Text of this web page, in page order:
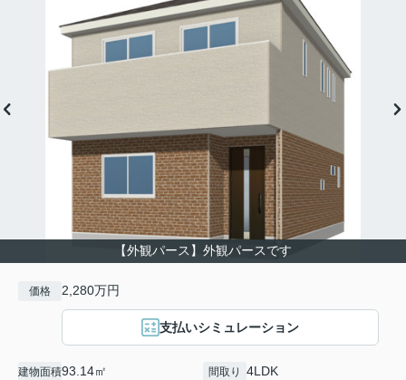
【外観パース】外観パースです
価格 2,280万円
支払いシミュレーション
建物面積93.14㎡ 間取り 4LDK